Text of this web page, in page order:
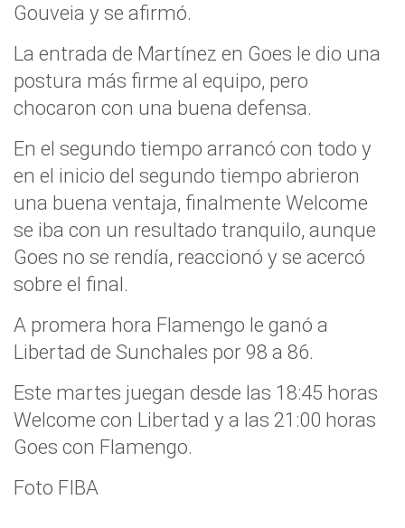
Gouveia y se afirmó.
La entrada de Martínez en Goes le dio una
postura más firme al equipo, pero
chocaron con una buena defensa.
En el segundo tiempo arrancó con todo y
en el inicio del segundo tiempo abrieron
una buena ventaja, finalmente Welcome
se iba con un resultado tranquilo, aunque
Goes no se rendía, reaccionó y se acercó
sobre el final.
A promera hora Flamengo le ganó a
Libertad de Sunchales por 98 a 86.
Este martes juegan desde las 18:45 horas
Welcome con Libertad y a las 21:00 horas
Goes con Flamengo.
Foto FIBA